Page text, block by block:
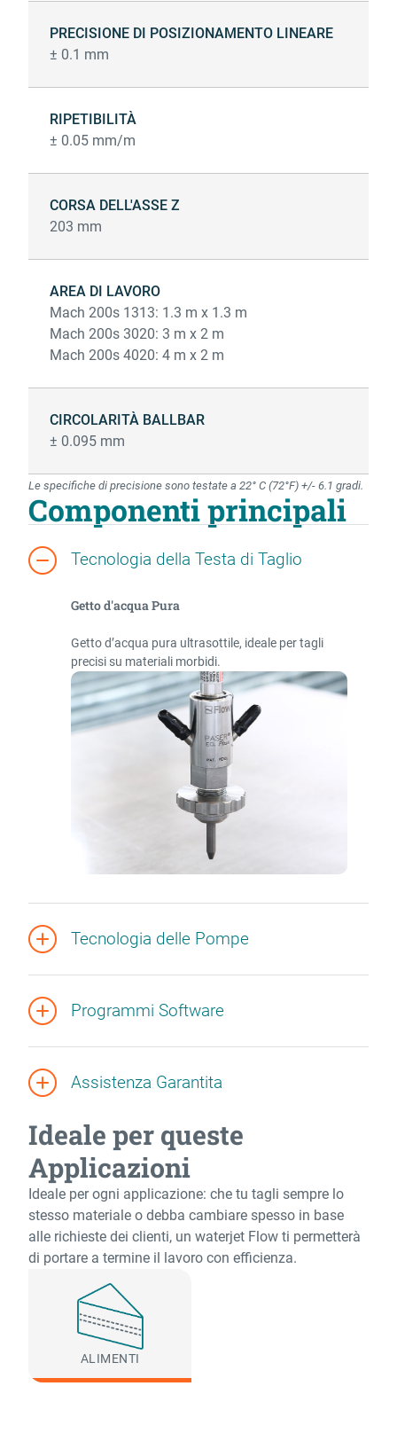
PRECISIONE DI POSIZIONAMENTO LINEARE
± 0.1 mm
RIPETIBILITÀ
± 0.05 mm/m
CORSA DELL'ASSE Z
203 mm
AREA DI LAVORO
Mach 200s 1313: 1.3 m x 1.3 m
Mach 200s 3020: 3 m x 2 m
Mach 200s 4020: 4 m x 2 m
CIRCOLARITÀ BALLBAR
± 0.095 mm
Le specifiche di precisione sono testate a 22° C (72°F) +/- 6.1 gradi.​
Componenti principali
Tecnologia della Testa di Taglio
Getto d'acqua Pura
Getto d’acqua pura ultrasottile, ideale per tagli
precisi su materiali morbidi.
Tecnologia delle Pompe
Programmi Software
Assistenza Garantita
Ideale per queste
Applicazioni
Ideale per ogni applicazione: che tu tagli sempre lo
stesso materiale o debba cambiare spesso in base
alle richieste dei clienti, un waterjet Flow ti permetterà
di portare a termine il lavoro con efficienza.
ALIMENTI